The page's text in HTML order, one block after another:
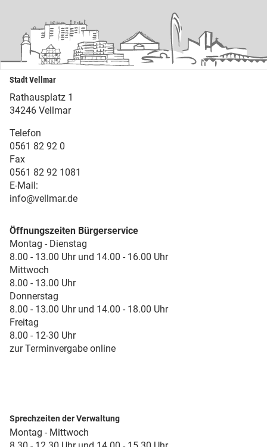
Stadt Vellmar
Rathausplatz 1
34246 Vellmar
Telefon
0561 82 92 0
Fax
0561 82 92 1081
E-Mail:
info@vellmar.de
Öffnungszeiten Bürgerservice
Montag - Dienstag
8.00 - 13.00 Uhr und 14.00 - 16.00 Uhr
Mittwoch
8.00 - 13.00 Uhr
Donnerstag
8.00 - 13.00 Uhr und 14.00 - 18.00 Uhr
Freitag
8.00 - 12-30 Uhr
zur Terminvergabe online
Sprechzeiten der Verwaltung
Montag - Mittwoch